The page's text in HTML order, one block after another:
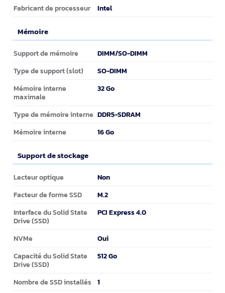
Fabricant de processeur Intel
Mémoire
Mémoire
Support de mémoire DIMM/SO-DIMM
Type de support (slot) SO-DIMM
Mémoire interne
maximale
32 Go
Type de mémoire interne DDR5-SDRAM
Mémoire interne 16 Go
Support de stockage
Support de stockage
Lecteur optique Non
Facteur de forme SSD M.2
Interface du Solid State
Drive (SSD)
PCI Express 4.0
NVMe Oui
Capacité du Solid State
Drive (SSD)
512 Go
Nombre de SSD installés 1